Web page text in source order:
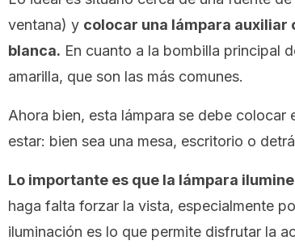
ventana) y colocar una lámpara auxiliar
blanca. En cuanto a la bombilla principal
amarilla, que son las más comunes.
Ahora bien, esta lámpara se debe colocar
estar: bien sea una mesa, escritorio o
Lo importante es que la lámpara
haga falta forzar la vista, especialmente
iluminación es lo que permite disfrutar la